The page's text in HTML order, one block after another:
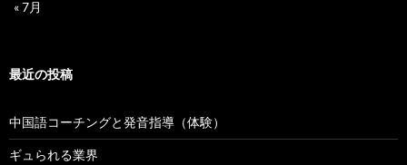
« 7月
最近の投稿
中国語コーチングと発音指導（体験）
ギュられる業界